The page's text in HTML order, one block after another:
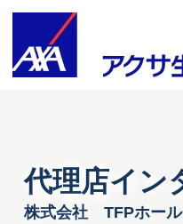
代理店イン
株式会社　TFPホー